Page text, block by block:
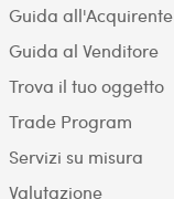
Guida all'Acquirente
Guida al Venditore
Trova il tuo oggetto
Trade Program
Servizi su misura
Valutazione